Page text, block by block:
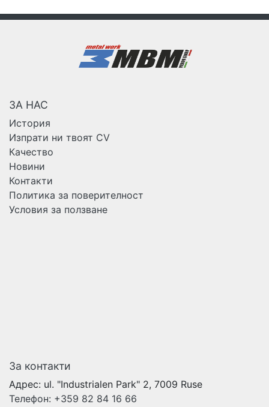
ЗА НАС
История
Изпрати ни твоят CV
Качество
Новини
Контакти
Политика за поверителност
Условия за ползване
За контакти
Адрес: ul. "Industrialen Park" 2, 7009 Ruse
Телефон: +359 82 84 16 66